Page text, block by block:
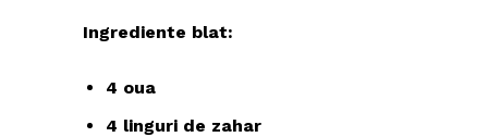
Ingrediente blat:
4 oua
4 linguri de zahar